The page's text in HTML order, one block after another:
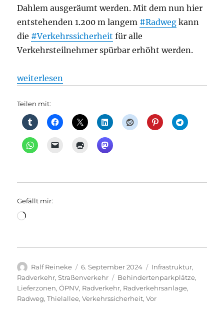
Dahlem ausgeräumt werden. Mit dem nun hier
entstehenden 1.200 m langem #Radweg kann
die #Verkehrssicherheit für alle
Verkehrsteilnehmer spürbar erhöht werden.
„Radverkehr: Thielallee bekommt sicheren
weiterlesen
Teilen mit:
Gefällt mir:
Wird
Autor
Ralf Reineke
Veröffentlicht
am
6. September 2024 Kategorien
Infrastruktur,
Radverkehr,Straßenverkehr Schlagwörter
Behindertenparkplätze,
Lieferzonen,ÖPNV, Radverkehr, Radverkehrsanlage,
Radweg,Thielallee,Verkehrssicherheit,Vor